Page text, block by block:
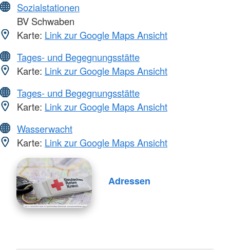
Sozialstationen
BV Schwaben
Karte: Link zur Google Maps Ansicht
Tages- und Begegnungsstätte
Karte: Link zur Google Maps Ansicht
Tages- und Begegnungsstätte
Karte: Link zur Google Maps Ansicht
Wasserwacht
Karte: Link zur Google Maps Ansicht
Adressen